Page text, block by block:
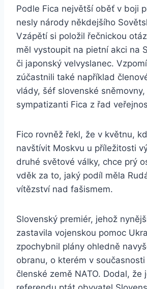
Podle Fica největší oběť v boji
nesly národy někdejšího
Vzápětí si položil řečnickou
měl vystoupit na pietní akci na
či japonský velvyslanec.
zúčastnili také například
vlády, šéf slovenské sněmovny,
sympatizanti Fica z řad
Fico rovněž řekl, že v květnu,
navštívit Moskvu u příležitosti
druhé světové války, chce prý
vděk za to, jaký podíl měla
vítězství nad fašismem.
Slovenský premiér, jehož
zastavila vojenskou pomoc
zpochybnil plány ohledně
obranu, o kterém v
členské země NATO. Dodal, že